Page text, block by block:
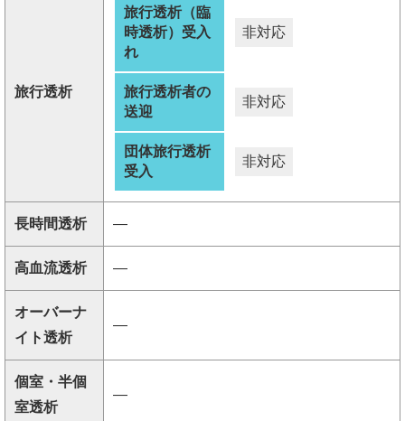
旅行透析
旅行透析（臨
時透析）受入
れ
非対応
旅行透析者の
送迎
非対応
団体旅行透析
受入
非対応
長時間透析 ―
高血流透析 ―
オーバーナ
イト透析
―
個室・半個
室透析
―